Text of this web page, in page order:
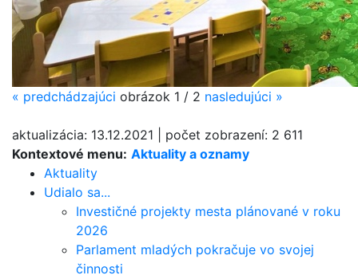
Kontextové menu: Aktuality a oznamy
Aktuality
Udialo sa...
Investičné projekty mesta plánované v roku
2026
Parlament mladých pokračuje vo svojej
činnosti
« predchádzajúci obrázok 1 / 2 nasledujúci »
aktualizácia: 13.12.2021 počet zobrazení: 2 611